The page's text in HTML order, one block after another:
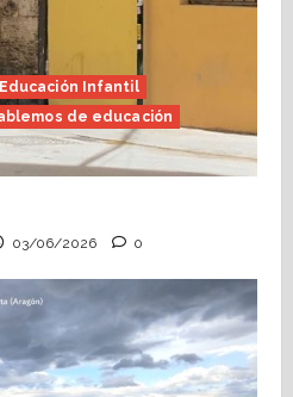
Educación Infantil
de educación
03/06/2026 0